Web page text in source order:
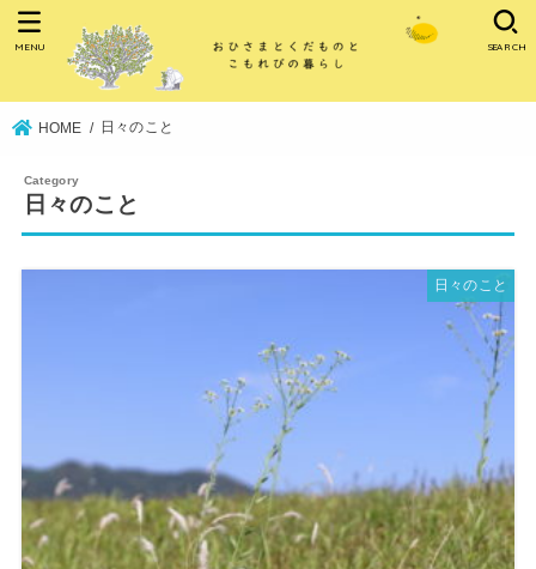
SEARCH
MENU
HOME 日々のこと
日々のこと
日々のこと